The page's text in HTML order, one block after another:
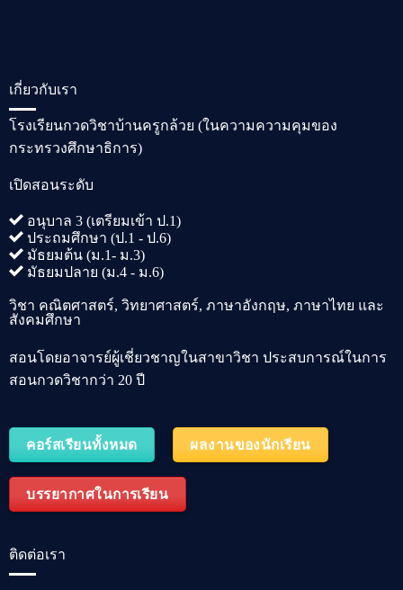
เกี่ยวกับเรา
โรงเรียนกวดวิชาบ้านครูกล้วย (ในความความคุมของ
กระทรวงศึกษาธิการ)
เปิดสอนระดับ
อนุบาล 3 (เตรียมเข้า ป.1)
ประถมศึกษา (ป.1 - ป.6)
มัธยมต้น (ม.1- ม.3)
มัธยมปลาย (ม.4 - ม.6)
วิชา คณิตศาสตร์, วิทยาศาสตร์, ภาษาอังกฤษ, ภาษาไทย และ
สังคมศึกษา
สอนโดยอาจารย์ผู้เชี่ยวชาญในสาขาวิชา ประสบการณ์ในการ
สอนกวดวิชากว่า 20 ปี
คอร์สเรียนทั้งหมด ผลงานของนักเรียน
บรรยากาศในการเรียน
ติดต่อเรา